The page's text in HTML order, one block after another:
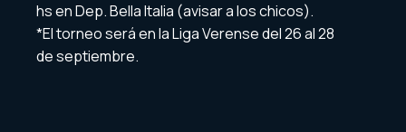
hs en Dep. Bella Italia (avisar a los chicos).
*El torneo será en la Liga Verense del 26 al 28
de septiembre.